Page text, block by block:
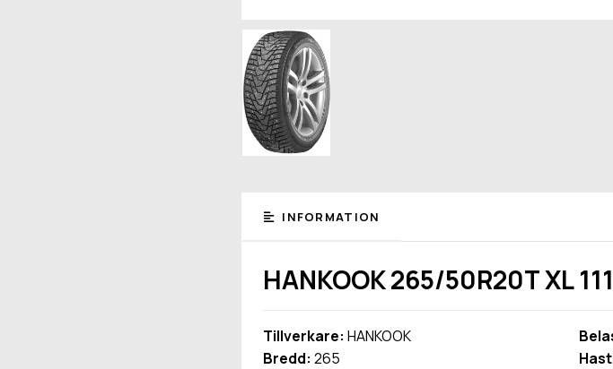
INFORMATION
HANKOOK 265/50R20T XL
Tillverkare: HANKOOK
Bredd: 265